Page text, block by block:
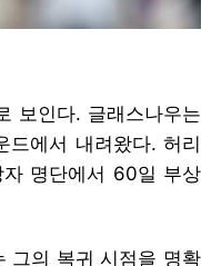
보인다. 글래스나우는
드에서 내려왔다. 허리
명단에서 60일 부상
그의 복귀 시점을 명확